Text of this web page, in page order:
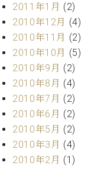
2011年1月 (2)
2010年12月 (4)
2010年11月 (2)
2010年10月 (5)
2010年9月 (2)
2010年8月 (4)
2010年7月 (2)
2010年6月 (2)
2010年5月 (2)
2010年3月 (4)
2010年2月 (1)